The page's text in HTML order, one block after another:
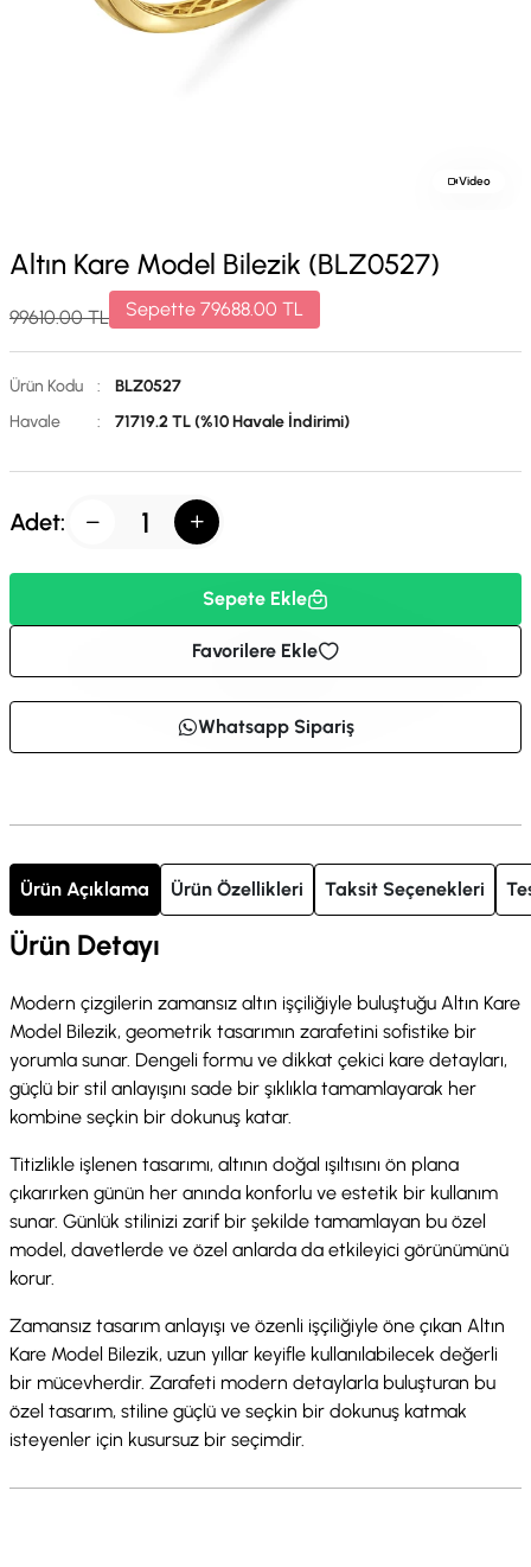
Video
Altın Kare Model Bilezik (BLZ0527)
99610.00TL Sepette 79688.00 TL
Ürün Kodu :
BLZ0527
Havale
: 71719.2 TL (%10 Havale İndirimi)
Adet:
Sepete Ekle
Favorilere Ekle
Whatsapp Sipariş
Ürün Açıklama Ürün Özellikleri Taksit Seçenekleri
Ürün Detayı
Modern çizgilerin zamansız altın işçiliğiyle buluştuğu Altın Kare
Model Bilezik, geometrik tasarımın zarafetini sofistike bir
yorumla sunar. Dengeli formu ve dikkat çekici kare detayları,
güçlü bir stil anlayışını sade bir şıklıkla tamamlayarak her
kombine seçkin bir dokunuş katar.
Titizlikle işlenen tasarımı, altının doğal ışıltısını ön plana
çıkarırken günün her anında konforlu ve estetik bir kullanım
sunar. Günlük stilinizi zarif bir şekilde tamamlayan bu özel
model, davetlerde ve özel anlarda da etkileyici görünümünü
korur.
Zamansız tasarım anlayışı ve özenli işçiliğiyle öne çıkan Altın
Kare Model Bilezik, uzun yıllar keyifle kullanılabilecek değerli
bir mücevherdir. Zarafeti modern detaylarla buluşturan bu
özel tasarım, stiline güçlü ve seçkin bir dokunuş katmak
isteyenler için kusursuz bir seçimdir.